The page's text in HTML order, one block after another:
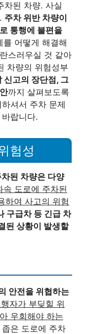
차된 차량. 사실
주차 위반 차량이
통행에 불편을
어떻게 해결해
스러우실 것 같아
차량의 위험성부
신고의 장단점, 그
까지 살펴보도록
셔서 주차 문제
랍니다.
험성
된 차량은 다양
속 도로에 주차된
하여 사고의 위험
구급차 등 긴급 차
된 상황이 발생할
안전을 위협하는
자가 부딪힐 위
우회해야 하는
은 도로에 주차